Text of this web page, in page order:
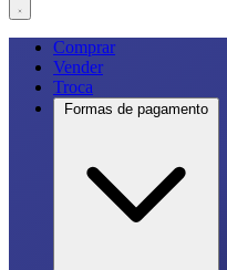
Comprar
Vender
Troca
Formas de pagamento